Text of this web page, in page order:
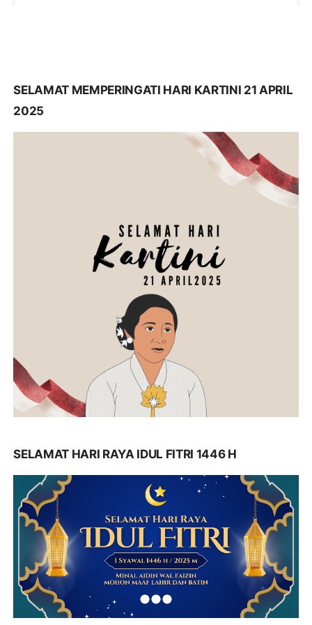
SELAMAT MEMPERINGATI HARI KARTINI 21 APRIL
2025
SELAMAT HARI RAYA IDUL FITRI 1446 H